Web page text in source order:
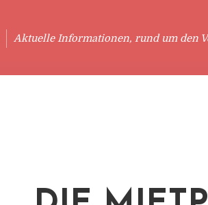
Aktuelle Informationen, rund um den